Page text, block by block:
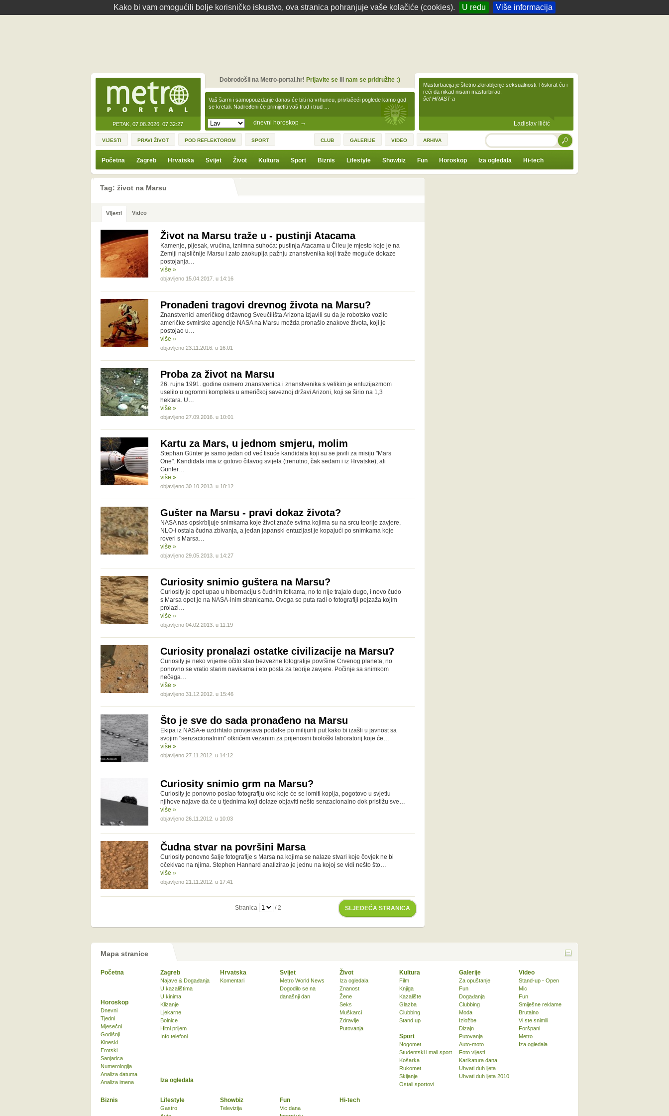
Kako bi vam omogućili bolje korisničko iskustvo, ova stranica pohranjuje vaše kolačiće (cookies). U redu Više informacija
PETAK, 07.08.2026. 07:32:27 dnevni horoskop →
Vaš šarm i samopouzdanje danas će biti na vrhuncu, privlačeći poglede kamo god
se kretali. Nadređeni će primijetiti vaš trud i trud …
Dobrodošli na Metro-portal.hr! Prijavite seili nam se pridružite :)
Masturbacija je štetno zlorabljenje seksualnosti. Riskirat ću i
reći da nikad nisam masturbirao.
šef HRAST-a
Ladislav Iličić
VIJESTI PRAVI ŽIVOT POD REFLEKTOROM SPORT CLUB GALERIJE VIDEO ARHIVA TRAŽI
Početna Zagreb Hrvatska Svijet Život Kultura Sport Biznis Lifestyle Showbiz Fun Horoskop Iza ogledala Hi-tech
Tag: život na Marsu
Vijesti Video
Život na Marsu traže u - pustinji Atacama
Kamenje, pijesak, vrućina, iznimna suhoća: pustinja Atacama u Čileu je mjesto koje je na
Zemlji najsličnije Marsu i zato zaokuplja pažnju znanstvenika koji traže moguće dokaze
postojanja…
više »
objavljeno 15.04.2017. u 14:16
Pronađeni tragovi drevnog života na Marsu?
Znanstvenici američkog državnog Sveučilišta Arizona izjavili su da je robotsko vozilo
američke svmirske agencije NASA na Marsu možda pronašlo znakove života, koji je
postojao u…
više »
objavljeno 23.11.2016. u 16:01
Proba za život na Marsu
26. rujna 1991. godine osmero znanstvenica i znanstvenika s velikim je entuzijazmom
uselilo u ogromni kompleks u američkoj saveznoj državi Arizoni, koji se širio na 1,3
hektara. U…
više »
objavljeno 27.09.2016. u 10:01
Kartu za Mars, u jednom smjeru, molim
Stephan Günter je samo jedan od već tisuće kandidata koji su se javili za misiju "Mars
One". Kandidata ima iz gotovo čitavog svijeta (trenutno, čak sedam i iz Hrvatske), ali
Günter…
više »
objavljeno 30.10.2013. u 10:12
Gušter na Marsu - pravi dokaz života?
NASA nas opskrbljuje snimkama koje život znače svima kojima su na srcu teorije zavjere,
NLO-i ostala čudna zbivanja, a jedan japanski entuzijast je kopajući po snimkama koje
roveri s Marsa…
više »
objavljeno 29.05.2013. u 14:27
Curiosity snimio guštera na Marsu?
Curiosity je opet upao u hibernaciju s čudnim fotkama, no to nije trajalo dugo, i novo čudo
s Marsa opet je na NASA-inim stranicama. Ovoga se puta radi o fotografiji pejzaža kojim
prolazi…
više »
objavljeno 04.02.2013. u 11:19
Curiosity pronalazi ostatke civilizacije na Marsu?
Curiosity je neko vrijeme očito slao bezvezne fotografije površine Crvenog planeta, no
ponovno se vratio starim navikama i eto posla za teorije zavjere. Počinje sa snimkom
nečega…
više »
objavljeno 31.12.2012. u 15:46
Što je sve do sada pronađeno na Marsu
Ekipa iz NASA-e uzdrhtalo provjerava podatke po milijunti put kako bi izašli u javnost sa
svojim "senzacionalnim" otkrićem vezanim za prijenosni biološki laboratorij koje će…
više »
objavljeno 27.11.2012. u 14:12
Curiosity snimio grm na Marsu?
Curiosity je ponovno poslao fotografiju oko koje će se lomiti koplja, pogotovo u svjetlu
njihove najave da će u tjednima koji dolaze objaviti nešto senzacionalno dok pristižu sve…
više »
objavljeno 26.11.2012. u 10:03
Čudna stvar na površini Marsa
Curiosity ponovno šalje fotografije s Marsa na kojima se nalaze stvari koje čovjek ne bi
očekivao na njima. Stephen Hannard analizirao je jednu na kojoj se vidi nešto što…
više »
objavljeno 21.11.2012. u 17:41
SLJEDEĆA STRANICA
Stranica / 2
Mapa stranice
Početna Zagreb
Najave & Događanja
U kazalištima
U kinima
Klizanje
Ljekarne
Bolnice
Hitni prijem
Info telefoni
Hrvatska
Komentari
Svijet
Metro World News
Dogodilo se na
današnji dan
Život
Iza ogledala
Znanost
Žene
Seks
Muškarci
Zdravlje
Putovanja
Kultura
Film
Knjiga
Kazalište
Glazba
Clubbing
Stand up
Sport
Nogomet
Studentski i mali sport
Košarka
Rukomet
Skijanje
Ostali sportovi
Biznis Lifestyle
Gastro
Showbiz
Televizija
Fun
Vic dana
Horoskop
Dnevni
Tjedni
Mjesečni
Godišnji
Kineski
Erotski
Sanjarica
Numerologija
Analiza datuma
Analiza imena
Iza ogledala
Hi-tech
Galerije
Za opuštanje
Fun
Događanja
Clubbing
Moda
Izložbe
Dizajn
Putovanja
Auto-moto
Foto vijesti
Karikatura dana
Uhvati duh ljeta
Uhvati duh ljeta 2010
Video
Stand-up - Open
Mic
Fun
Smiješne reklame
Brutalno
Vi ste snimili
Foršpani
Metro
Iza ogledala